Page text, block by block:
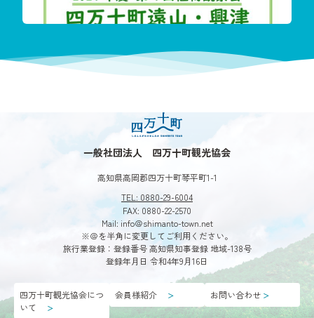
一般社団法人 四万十町観光協会
高知県高岡郡四万十町琴平町1-1
TEL: 0880-29-6004
FAX: 0880-22-2570
Mail: info＠shimanto-town.net
※＠を半角に変更してご利用ください。
旅行業登録：登録番号 高知県知事登録 地域-138号
登録年月日 令和4年9月16日
四万十町観光協会につ
いて
＞
会員様紹介 ＞ お問い合わせ ＞